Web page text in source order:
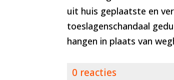
uit huis geplaatste en
toeslagenschandaal
hangen in plaats van
0 reacties